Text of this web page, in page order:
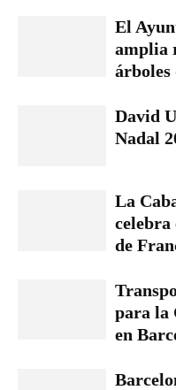
El
amplia
árboles
David
Nadal
La
de
para la
en